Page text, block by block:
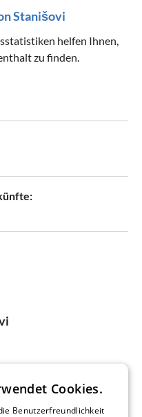
Stanišovi
helfen Ihnen,
zu finden.
Cookies.
Benutzerfreundlichkeit